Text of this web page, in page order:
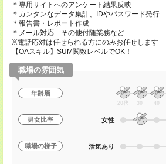
＊専用サイトへのアンケート結果反映
＊カンタンなデータ集計、IDやパスワード発行
＊報告書・レポート作成
＊メール対応 その他付随業務など
※電話応対は任せられる方にのみお任せします
【OAスキル】SUM関数レベルでOK！
職場の雰囲気
年齢層
20代 30 40
男女比率 女性
職場の様子 活気あり